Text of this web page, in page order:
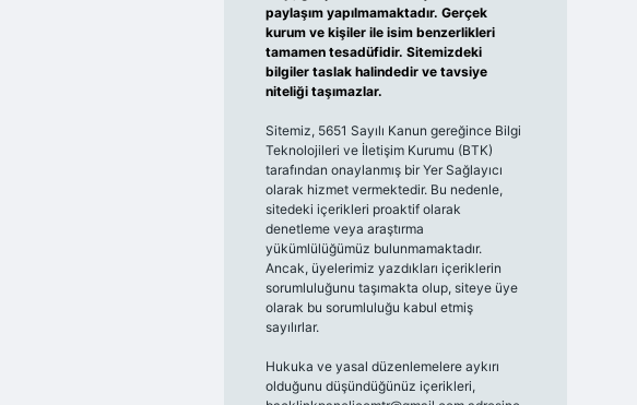
paylaşım yapılmamaktadır. Gerçek
kurum ve kişiler ile isim benzerlikleri
tamamen tesadüfidir. Sitemizdeki
bilgiler taslak halindedir ve tavsiye
niteliği taşımazlar.
Sitemiz, 5651 Sayılı Kanun gereğince Bilgi
Teknolojileri ve İletişim Kurumu (BTK)
tarafından onaylanmış bir Yer Sağlayıcı
olarak hizmet vermektedir. Bu nedenle,
sitedeki içerikleri proaktif olarak
denetleme veya araştırma
yükümlülüğümüz bulunmamaktadır.
Ancak, üyelerimiz yazdıkları içeriklerin
sorumluluğunu taşımakta olup, siteye üye
olarak bu sorumluluğu kabul etmiş
sayılırlar.
Hukuka ve yasal düzenlemelere aykırı
olduğunu düşündüğünüz içerikleri,